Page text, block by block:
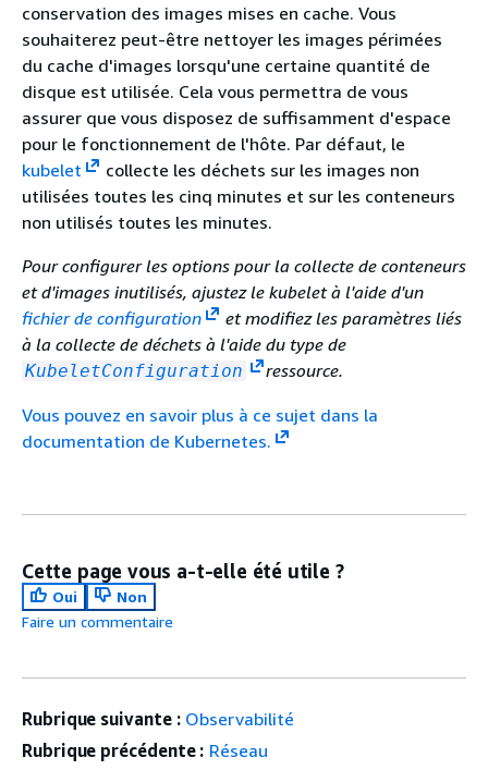
conservation des images mises en cache. Vous
souhaiterez peut-être nettoyer les images périmées
du cache d'images lorsqu'une certaine quantité de
disque est utilisée. Cela vous permettra de vous
assurer que vous disposez de suffisamment d'espace
pour le fonctionnement de l'hôte. Par défaut, le
kubelet
collecte les déchets sur les images non
utilisées toutes les cinq minutes et sur les conteneurs
non utilisés toutes les minutes.
Pour configurer les options pour la collecte de conteneurs
et d'images inutilisés, ajustez le kubelet à l'aide d'un
fichier de configuration
et modifiez les paramètres liés
à la collecte de déchets à l'aide du type de
KubeletConfiguration ressource.
Vous pouvez en savoir plus à ce sujet dans la
documentation de Kubernetes.
Cette page vous a-t-elle été utile ?
Oui
Non
Faire un commentaire
Rubrique suivante : Observabilité
Rubrique précédente : Réseau